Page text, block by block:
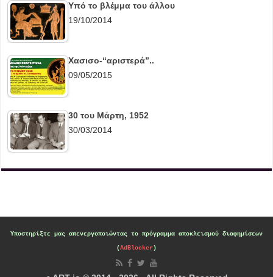
Υπό το βλέμμα του άλλου
19/10/2014
Χασισο-“αριστερά”..
09/05/2015
30 του Μάρτη, 1952
30/03/2014
Υποστηρίξτε μας απενεργοποιώντας το πρόγραμμα αποκλεισμού διαφημίσεων
(AdBlocker)